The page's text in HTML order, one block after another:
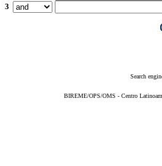
3
Search
BIREME/OPS/OMS - Centro